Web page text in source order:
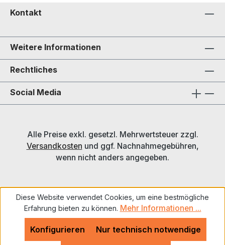
Kontakt
Weitere Informationen
Rechtliches
Social Media
Alle Preise exkl. gesetzl. Mehrwertsteuer zzgl.
Versandkosten und ggf. Nachnahmegebühren,
wenn nicht anders angegeben.
Diese Website verwendet Cookies, um eine bestmögliche
Erfahrung bieten zu können. Mehr Informationen ...
Nur technisch notwendige
Konfigurieren